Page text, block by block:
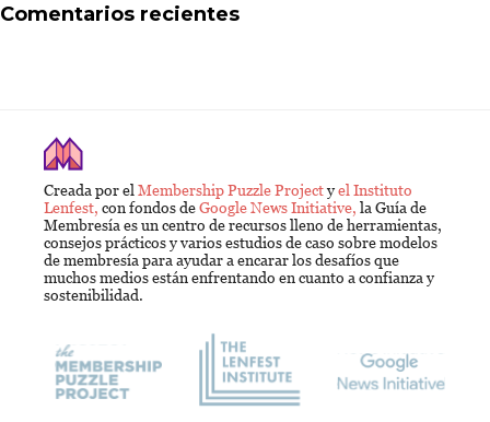
Comentarios recientes
Creada por el Membership Puzzle Projectyel Instituto
Lenfest, con fondos deGoogle News Initiative, la Guía de
Membresía es un centro de recursos lleno de herramientas,
consejos prácticos y varios estudios de caso sobre modelos
de membresía para ayudar a encarar los desafíos que
muchos medios están enfrentando en cuanto a confianza y
sostenibilidad.